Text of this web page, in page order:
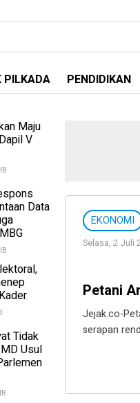
PILKADA PENDIDIKAN
Maju
V
Data
Tidak
Usul
EKONOMI
Selasa, 2 Juli
Petani
Jejak.co-
serapan